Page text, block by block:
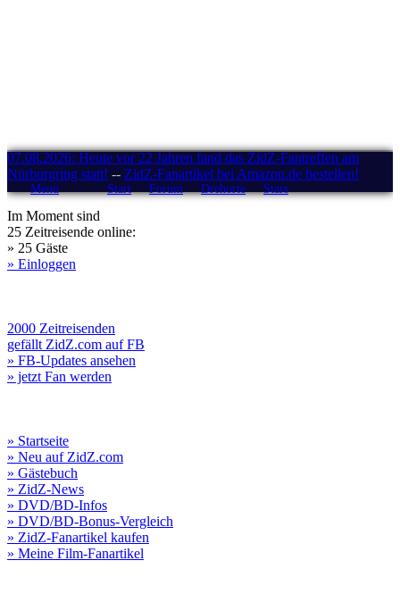
07.08.2026: Heute vor 22 Jahren fand das ZidZ-Fantreffen am
Nürburgring statt! -- ZidZ-Fanartikel bei Amazon.de bestellen!
Menü Start Forum Drehorte Stars
Im Moment sind
25 Zeitreisende online:
» 25 Gäste
» Einloggen
2000 Zeitreisenden
gefällt ZidZ.com auf FB
» FB-Updates ansehen
» jetzt Fan werden
» Startseite
» Neu auf ZidZ.com
» Gästebuch
» ZidZ-News
» DVD/BD-Infos
» DVD/BD-Bonus-Vergleich
» ZidZ-Fanartikel kaufen
» Meine Film-Fanartikel